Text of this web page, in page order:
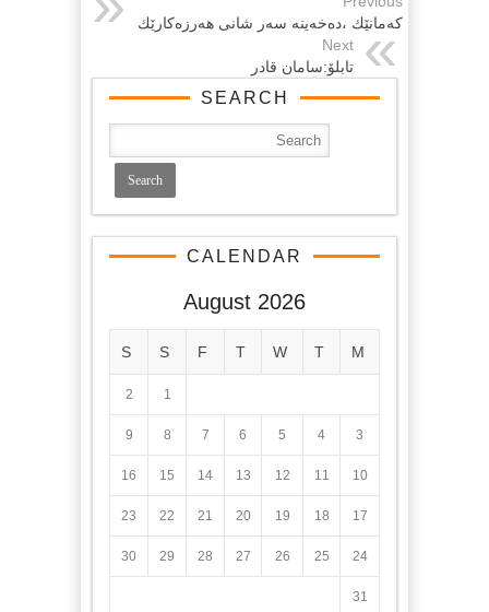
كەمانێك ،دەخەینە سەر شانى هەرزەكارێك
Next
تابلۆ:سامان قادر
SEARCH
CALENDAR
August 2026
M
T
W
T
F
S
S
1
2
3
4
5
6
7
8
9
10
11
12
13
14
15
16
17
18
19
20
21
22
23
24
25
26
27
28
29
30
31